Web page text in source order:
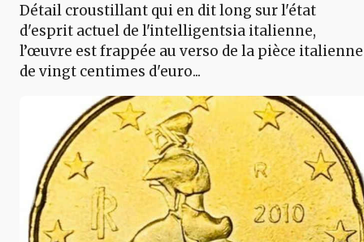
Détail croustillant qui en dit long sur l'état
d'esprit actuel de l'intelligentsia italienne,
l’œuvre est frappée au verso de la pièce italienne
de vingt centimes d'euro...